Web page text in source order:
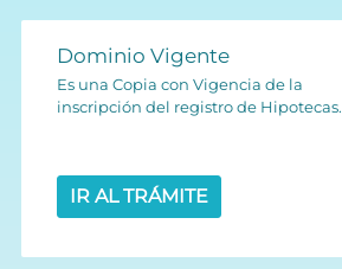
Dominio Vigente
Es una Copia con Vigencia de la
inscripción del registro de Hipotecas.
IR AL TRÁMITE